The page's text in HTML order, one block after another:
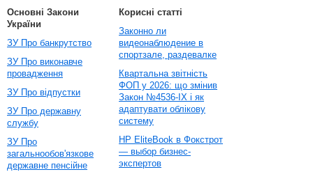
Основні Закони
України
ЗУ Про банкрутство
ЗУ Про виконавче
провадження
ЗУ Про відпустки
ЗУ Про державну
службу
ЗУ Про
загальнообов'язкове
державне пенсійне
Корисні статті
Законно ли
видеонаблюдение в
спортзале, раздевалке
Квартальна звітність
ФОП у 2026: що змінив
Закон №4536-IX і як
адаптувати облікову
систему
HP EliteBook в Фокстрот
— выбор бизнес-
экспертов